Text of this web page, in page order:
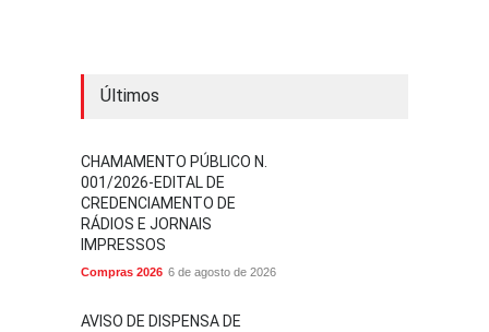
Últimos
CHAMAMENTO PÚBLICO N.
001/2026-EDITAL DE
CREDENCIAMENTO DE
RÁDIOS E JORNAIS
IMPRESSOS
Compras 2026 6 de agosto de 2026
AVISO DE DISPENSA DE